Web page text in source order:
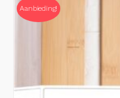
Aanbieding!